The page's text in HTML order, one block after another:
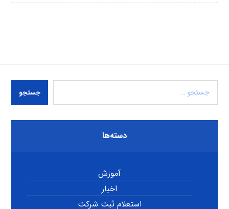
جستجو
دسته‌ها
آموزش
اخبار
استعلام ثبت شرکت